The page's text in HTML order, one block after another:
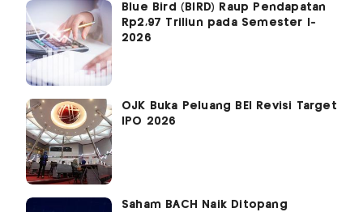
Blue Bird (BIRD) Raup Pendapatan
Rp2,97 Triliun pada Semester I-
2026
OJK Buka Peluang BEI Revisi Target
IPO 2026
Saham BACH Naik Ditopang